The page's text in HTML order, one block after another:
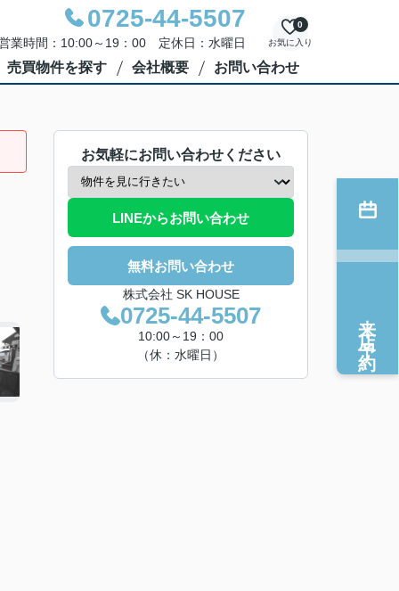
0725-44-5507
業時間：10:00～19：00 定休日：水曜日 お気に入り
0
売買物件を探す 会社概要 お問い合わせ
お気軽にお問い合わせください
LINEからお問い合わせ
無料お問い合わせ
株式会社 SK HOUSE
0725-44-5507
10:00～19：00
（休：水曜日）
来店予約